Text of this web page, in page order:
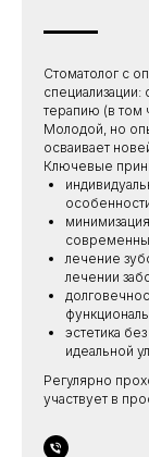
Стоматолог с
терапию (в том
Молодой, но
осваивает
Ключевые
лечение
лечении
эстетика
идеальной
Регулярно
участвует в